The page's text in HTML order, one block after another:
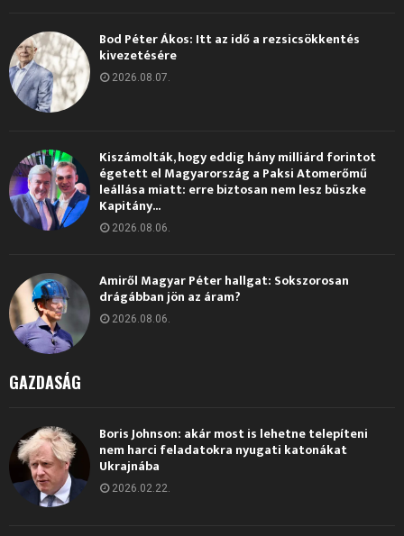
Bod Péter Ákos: Itt az idő a rezsicsökkentés
kivezetésére
2026.08.07.
Kiszámolták, hogy eddig hány milliárd forintot
égetett el Magyarország a Paksi Atomerőmű
leállása miatt: erre biztosan nem lesz büszke
Kapitány...
2026.08.06.
Amiről Magyar Péter hallgat: Sokszorosan
drágábban jön az áram?
2026.08.06.
GAZDASÁG
Boris Johnson: akár most is lehetne telepíteni
nem harci feladatokra nyugati katonákat
Ukrajnába
2026.02.22.